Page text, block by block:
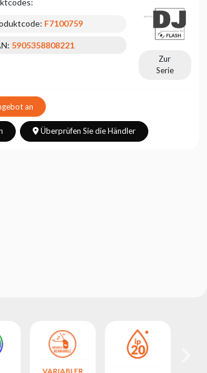
F7100759
5905358808221
Zur
Serie
an
Überprüfen Sie die Händler
VARIABLER